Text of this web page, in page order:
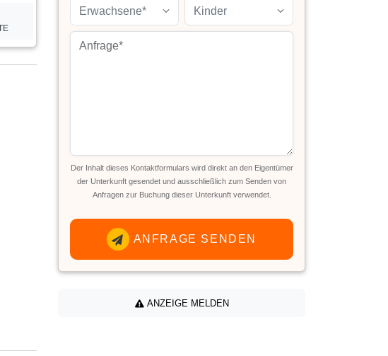
Erwachsene* Kinder
Der Inhalt dieses Kontaktformulars wird direkt an den Eigentümer
der Unterkunft gesendet und ausschließlich zum Senden von
Anfragen zur Buchung dieser Unterkunft verwendet.
ANFRAGE SENDEN
ANZEIGE MELDEN